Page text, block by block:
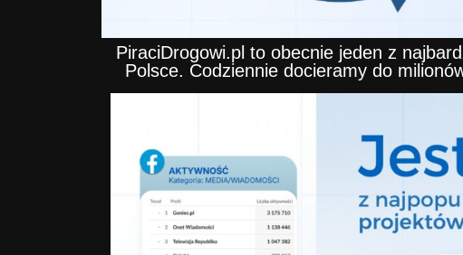
PiraciDrogowi.pl to obecnie jeden z
Polsce. Codziennie docieramy do